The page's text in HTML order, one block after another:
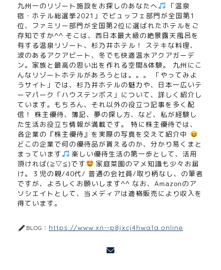
九州一のリゾート施設をお探しのあなたへ
「温泉
宿・ホテル総選挙2021」でビュッフェ部門が全国第1
位、ファミリー部門が全国第2位に選ばれたホテルをご
存知ですか^^ そこは、西日本最大級の絶景露天風呂を
有する温泉リゾート、杉乃井ホテル！ ステキな料理、
波のあるアクアビート、冬でも快適温水アクアガーデ
ン。家族と最高の思い出を作れる空間&体験。 九州にこ
んなリゾートホテルがあろうとは。。。 「やってみよ
うサイト」では、杉乃井ホテルの魅力や、日本一広いテ
ーマパーク「ハウステンボス」について、詳しく紹介し
ています。もちろん、それ以外の役立つ記事を多く配
信！ 株主優待、簿記、夢の探し方、など、私が経験し
た生活お役立ち情報が満載です。 特に株主優待では、
各企業の『株主優待』を実際の写真を交えて紹介中
どこの企業で何の優待品が貰えるのか、分かり易くまと
まっています
楽しい優待生活の第一歩として、活用
頂ければ(≧▽≦)です
家庭菜園のマメ知識も少々お届
け。３児の親/40代/ 普通の会社員/取り柄なし、の筆者
ですが、よろしくお願いします^^ なお、Amazonのア
ソシエイトとして、当メディアは適格販売により収入を
得ています。
BLOG： https://www.xn--p8jxcj4hwa1a.online